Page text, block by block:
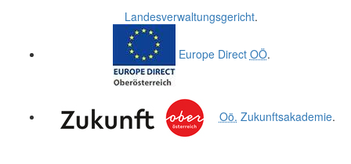
Landesverwaltungsgericht.
Europe Direct OÖ.
Oö. Zukunftsakademie.